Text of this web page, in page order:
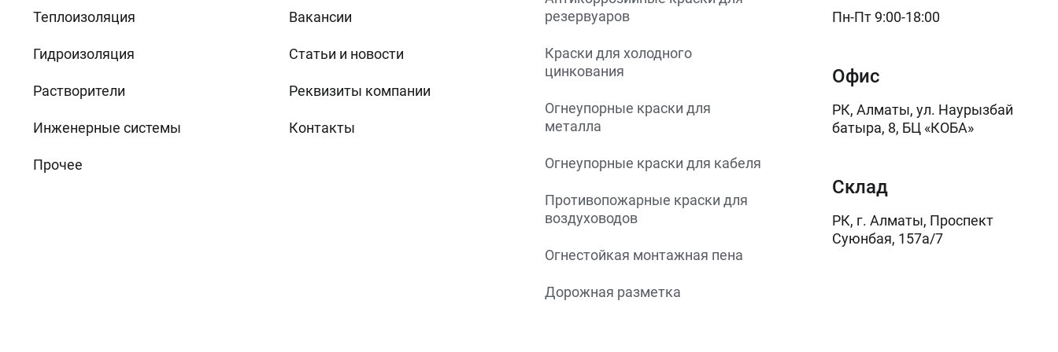
Теплоизоляция
Гидроизоляция
Растворители
Инженерные системы
Прочее
Вакансии
Статьи и новости
Реквизиты компании
Контакты
резервуаров
Краски для холодного
цинкования
Огнеупорные краски для
металла
Огнеупорные краски для кабеля
Противопожарные краски для
воздуховодов
Огнестойкая монтажная пена
Дорожная разметка
Пн-Пт 9:00-18:00
Офис
РК, Алматы, ул. Наурызбай
батыра, 8, БЦ «КОБА»
Склад
РК, г. Алматы, Проспект
Суюнбая, 157а/7